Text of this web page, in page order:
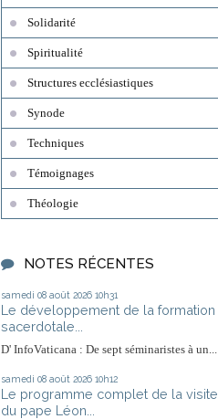
Solidarité
Spiritualité
Structures ecclésiastiques
Synode
Techniques
Témoignages
Théologie
NOTES RÉCENTES
samedi 08 août 2026 10h31
Le développement de la formation
sacerdotale...
D' InfoVaticana : De sept séminaristes à un...
samedi 08 août 2026 10h12
Le programme complet de la visite
du pape Léon...